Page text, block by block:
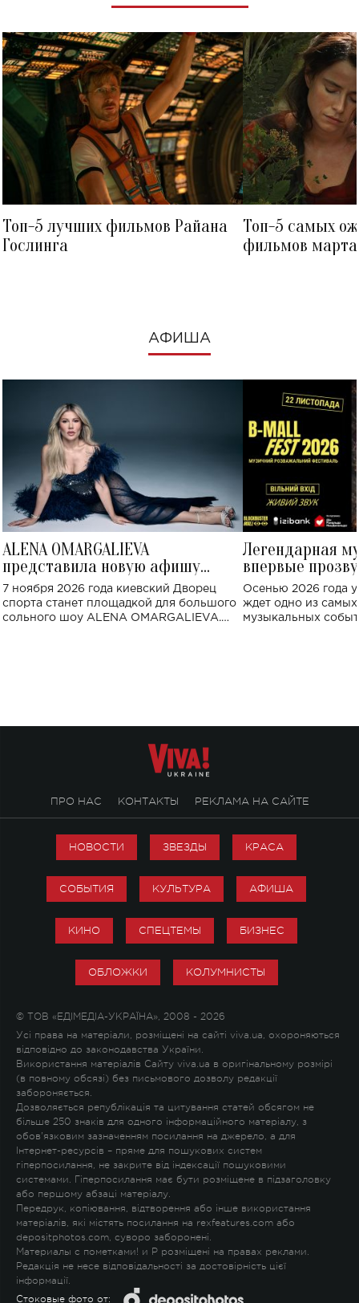
Топ-5 лучших фильмов Райана
Гослинга
Топ-5 самых
фильмов
АФИША
ALENA OMARGALIEVA
представила новую афишу
большого концерта во Дворце
спорта
7 ноября 2026 года киевский Дворец
спорта станет площадкой для большого
сольного шоу ALENA OMARGALIEVA.
Легендарная
впервые
Украине: где
Осенью 2026 года
ждет одно из
музыкальных
ПРО НАС КОНТАКТЫ РЕКЛАМА НА САЙТЕ
НОВОСТИ ЗВЕЗДЫ КРАСА
СОБЫТИЯ КУЛЬТУРА АФИША
КИНО СПЕЦТЕМЫ БИЗНЕС
ОБЛОЖКИ КОЛУМНИСТЫ
© ТОВ «ЕДІМЕДІА-УКРАЇНА», 2008 - 2026
Усі права на матеріали, розміщені на сайті viva.ua, охороняються
відповідно до законодавства України.
Використання матеріалів Сайту viva.ua в оригінальному розмірі
(в повному обсязі) без письмового дозволу редакції
забороняється.
Дозволяється републікація та цитування статей обсягом не
більше 250 знаків для одного інформаційного матеріалу, з
обов'язковим зазначенням посилання на джерело, а для
Інтернет-ресурсів – пряме для пошукових систем
гіперпосилання, не закрите від індексації пошуковими
системами. Гіперпосилання має бути розміщене в підзаголовку
або першому абзаці матеріалу.
Передрук, копіювання, відтворення або інше використання
матеріалів, які містять посилання на rexfeatures.com або
depositphotos.com, суворо заборонені.
Материалы с пометками! и P розміщені на правах реклами.
Редакція не несе відповідальності за достовірність цієї
інформації.
Стоковые фото от: